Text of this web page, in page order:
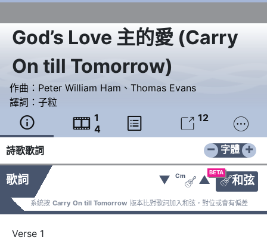
God’s Love 主的愛(Carry
On till Tomorrow)
作曲： Peter William Ham 、 Thomas Evans
譯詞： 子粒
  1
4
  12 
詩歌歌詞 − +
字體
歌詞
BETA
和弦
▼ Cm
 ▲
系統按 Carry On till Tomorrow 版本比對歌詞加入和弦，對位或會有偏差